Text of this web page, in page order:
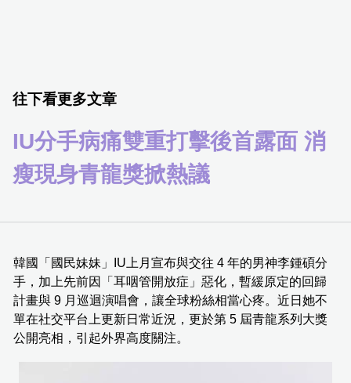
往下看更多文章
IU分手病痛雙重打擊後首露面 消
瘦現身青龍獎掀熱議
韓國「國民妹妹」IU上月宣布與交往 4 年的男神李鍾碩分
手，加上先前因「耳咽管開放症」惡化，暫緩原定的回歸
計畫與 9 月巡迴演唱會，讓全球粉絲相當心疼。近日她不
單在社交平台上更新日常近況，更於第 5 屆青龍系列大獎
公開亮相，引起外界高度關注。